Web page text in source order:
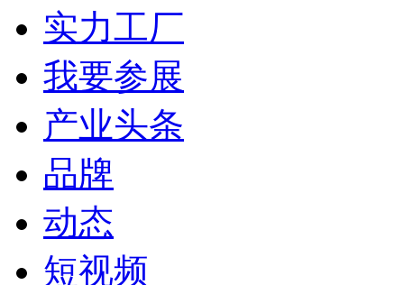
实力工厂
我要参展
产业头条
品牌
动态
短视频